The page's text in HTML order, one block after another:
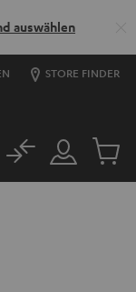
auswählen
STORE FINDER
Mein
Konto
No
Artikel